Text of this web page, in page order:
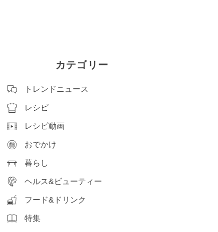
カテゴリー
トレンドニュース
レシピ
レシピ動画
おでかけ
暮らし
ヘルス&ビューティー
フード&ドリンク
特集